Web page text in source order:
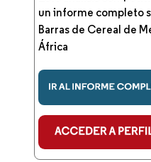
un informe completo
Barras de Cereal de
África